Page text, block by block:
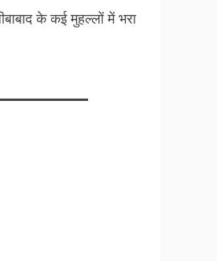
के कई मुहल्लों में भरा